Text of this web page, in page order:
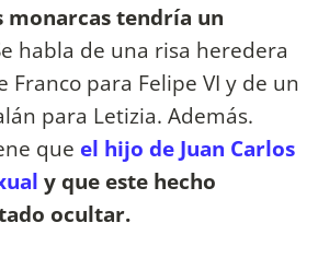
monarcas tendría un
habla de una risa heredera
Franco para Felipe VI y de un
para Letizia. Además.
que el hijo de Juan Carlos
y que este hecho
ocultar.